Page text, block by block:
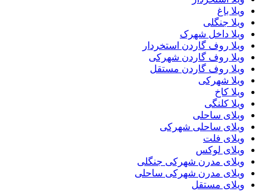
ویلا باغ
ویلا جنگلی
ویلا داخل شهرک
ویلا روف گاردن استخردار
ویلا روف گاردن شهرکی
ویلا روف گاردن مستقل
ویلا شهرکی
ویلا کاخ
ویلا کلنگی
ویلای ساحلی
ویلای ساحلی شهرکی
ویلای فلت
ویلای لوکس
ویلای مدرن شهرکی جنگلی
ویلای مدرن شهرکی ساحلی
ویلای مستقل